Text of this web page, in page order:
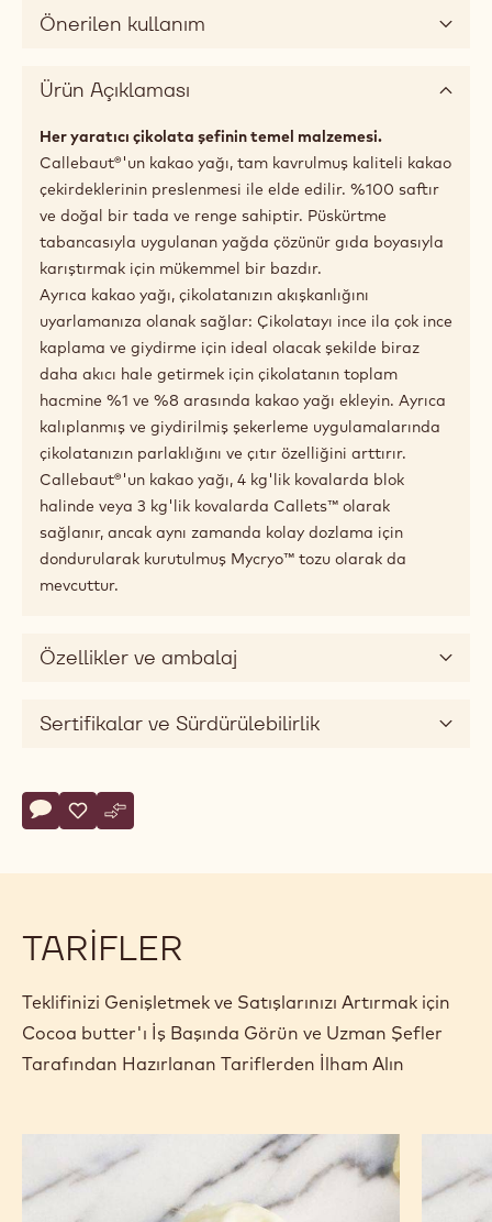
Önerilen kullanım
Ürün Açıklaması
Her yaratıcı çikolata şefinin temel malzemesi.
Callebaut®'un kakao yağı, tam kavrulmuş kaliteli kakao
çekirdeklerinin preslenmesi ile elde edilir. %100 saftır
ve doğal bir tada ve renge sahiptir. Püskürtme
tabancasıyla uygulanan yağda çözünür gıda boyasıyla
karıştırmak için mükemmel bir bazdır.
Ayrıca kakao yağı, çikolatanızın akışkanlığını
uyarlamanıza olanak sağlar: Çikolatayı ince ila çok ince
kaplama ve giydirme için ideal olacak şekilde biraz
daha akıcı hale getirmek için çikolatanın toplam
hacmine %1 ve %8 arasında kakao yağı ekleyin. Ayrıca
kalıplanmış ve giydirilmiş şekerleme uygulamalarında
çikolatanızın parlaklığını ve çıtır özelliğini arttırır.
Callebaut®'un kakao yağı, 4 kg'lik kovalarda blok
halinde veya 3 kg'lik kovalarda Callets™ olarak
sağlanır, ancak aynı zamanda kolay dozlama için
dondurularak kurutulmuş Mycryo™ tozu olarak da
mevcuttur.
Özellikler ve ambalaj
Sertifikalar ve Sürdürülebilirlik
Actions
Yorum yaz
- Cocoa butter
Kaydet
- Cocoa butter
Karşılaştır
- Cocoa butter
TARIFLER
Teklifinizi Genişletmek ve Satışlarınızı Artırmak için
Cocoa butter'ı İş Başında Görün ve Uzman Şefler
Tarafından Hazırlanan Tariflerden İlham Alın
bazlı
beyaz
bazlı
beyaz